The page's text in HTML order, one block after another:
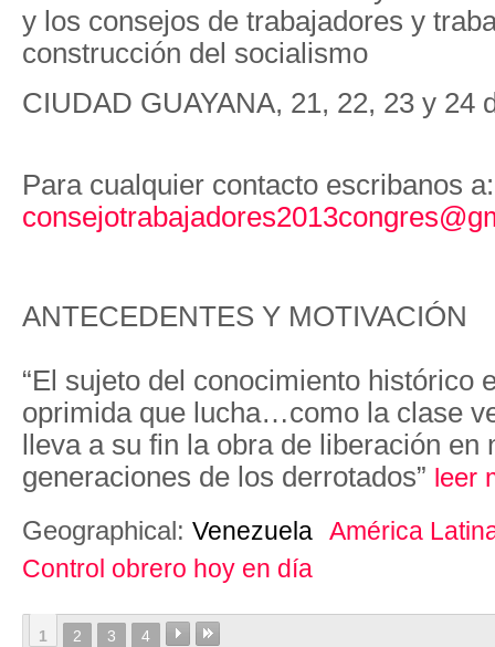
y los consejos de trabajadores y
construcción del socialismo
CIUDAD GUAYANA, 21, 22, 23 y 24
Para cualquier contacto escribanos a:
ANTECEDENTES Y MOTIVACIÓN
“El sujeto del conocimiento histórico
oprimida que lucha…como la clase
lleva a su fin la obra de liberación en
generaciones de los derrotados” leer
Geographical: Venezuela América
Control obrero hoy en día
1 2 3 4